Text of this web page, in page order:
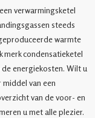
verwarmingsketel
steeds
warmte
merk condensatieketel
energiekosten. Wilt u
van een
van de voor- en
u met alle plezier.